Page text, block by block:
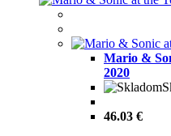
Mario &
2020
46.03 €